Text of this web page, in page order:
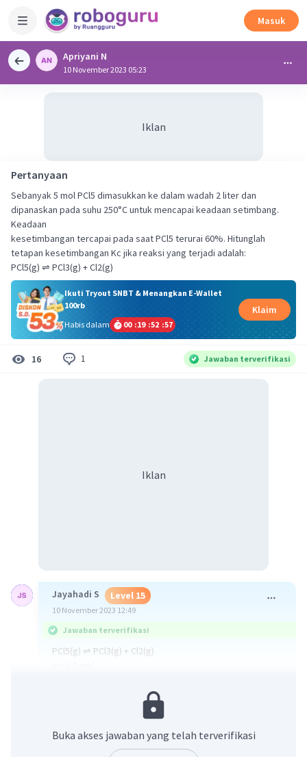
Masuk
Apriyani N
10 November 2023 05:23
Iklan
Pertanyaan
Sebanyak 5 mol PCl5 dimasukkan ke dalam wadah 2 liter dan
dipanaskan pada suhu 250°C untuk mencapai keadaan setimbang.
Keadaan
kesetimbangan tercapai pada saat PCl5 terurai 60%. Hitunglah
tetapan kesetimbangan Kc jika reaksi yang terjadi adalah:
PCl5(g) ⇌ PCl3(g) + Cl2(g)
Ikuti Tryout SNBT & Menangkan E-Wallet
100rb
Habis dalam
00 :19 :52 :57
Klaim
16 1 Jawaban terverifikasi
Iklan
Jayahadi S Level 15
10 November 2023 12:49
Jawaban terverifikasi
PCl5(g) ⇌ PCl3(g) + Cl2(g)
Setimb 2 mol 3 mol 3 mol
PCl5 terurai 60% x 5 mol
= 3 mol
PCl3 dan Cl2 saat setimbang = PCl5 terurai = 3 mol
Buka akses jawaban yang telah terverifikasi